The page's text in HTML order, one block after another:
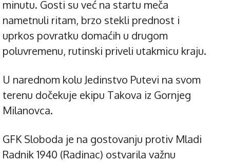
minutu. Gosti su već na startu meča
nametnuli ritam, brzo stekli prednost i
uprkos povratku domaćih u drugom
poluvremenu, rutinski priveli utakmicu kraju.
U narednom kolu Jedinstvo Putevi na svom
terenu dočekuje ekipu Takova iz Gornjeg
Milanovca.
GFK Sloboda je na gostovanju protiv Mladi
Radnik 1940 (Radinac) ostvarila važnu